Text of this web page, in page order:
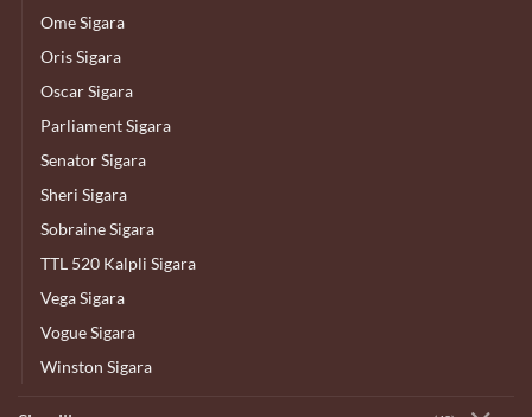
Ome Sigara
Oris Sigara
Oscar Sigara
Parliament Sigara
Senator Sigara
Sheri Sigara
Sobraine Sigara
TTL 520 Kalpli Sigara
Vega Sigara
Vogue Sigara
Winston Sigara